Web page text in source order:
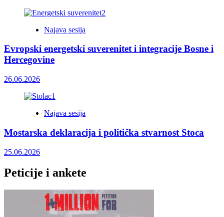
Najava sesija
Evropski energetski suverenitet i integracije Bosne i
Hercegovine
26.06.2026
Najava sesija
Mostarska deklaracija i politička stvarnost Stoca
25.06.2026
Peticije i ankete